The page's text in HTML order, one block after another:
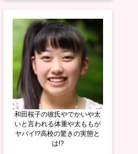
和田桜子の彼氏やでかいや太
いと言われる体重や太ももが
ヤバイ!?高校の驚きの実態と
は!?